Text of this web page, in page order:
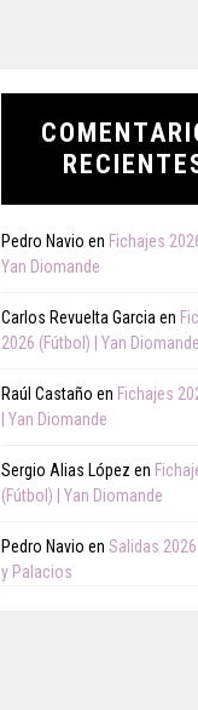
Pedro Navio en Fichajes
Yan Diomande
Carlos Revuelta Garcia en
2026 (Fútbol) | Yan Diomande
Raúl Castaño en Fichajes
| Yan Diomande
Sergio Alias López en
(Fútbol) | Yan Diomande
Pedro Navio en Salidas
y Palacios